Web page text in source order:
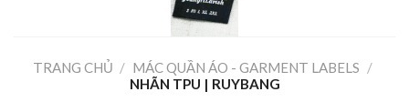
TRANG CHỦ / MÁC QUẦN ÁO - GARMENT LABELS /
NHÃN TPU | RUYBANG